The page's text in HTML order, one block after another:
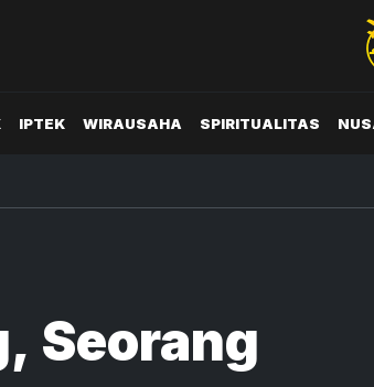
IPTEK WIRAUSAHA SPIRITUALITAS
Seorang